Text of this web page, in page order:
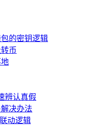
的密钥逻辑
币
辨认真假
决办法
动逻辑